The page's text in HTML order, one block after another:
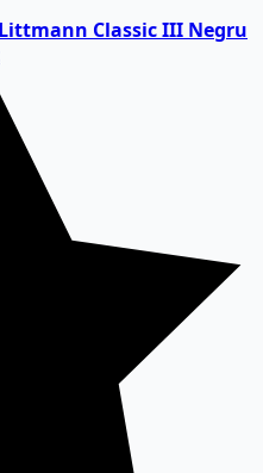
Classic III Negru